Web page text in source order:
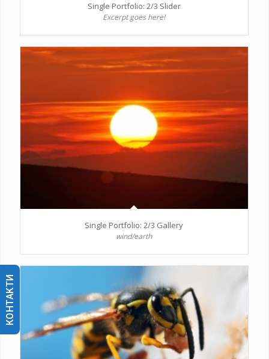
Single Portfolio: 2/3 Slider
Excerpt goes here!
Single Portfolio: 2/3 Gallery
wind/earth
КОНТАКТИ